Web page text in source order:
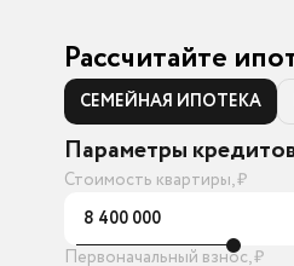
Рассчитайте
СЕМЕЙНАЯ ИПОТЕКА
Параметры
Стоимость квартиры, ₽
8 400 000
Первоначальный взнос, ₽